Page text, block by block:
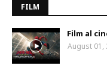
FILM
Film al
August 01,